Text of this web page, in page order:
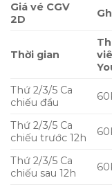
Giá vé CGV
2D
Thời gian
Thứ 2/3/5 Ca
chiếu đầu
Thứ 2/3/5 Ca
chiếu trước 12h
Thứ 2/3/5 Ca
chiếu sau 12h